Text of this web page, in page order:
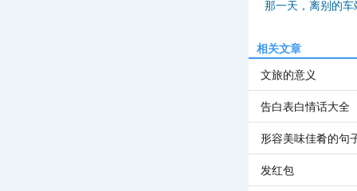
那一天，离别的车
相关文章
文旅的意义
告白表白情话大全
形容美味佳肴的句
发红包